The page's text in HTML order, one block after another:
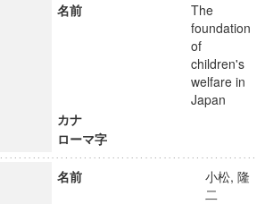
名前
The
foundation
of
children's
welfare in
Japan
カナ
ローマ字
名前
小松, 隆
二